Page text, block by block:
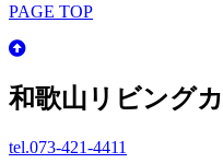
PAGE TOP
和歌山リビング
tel.073-421-4411